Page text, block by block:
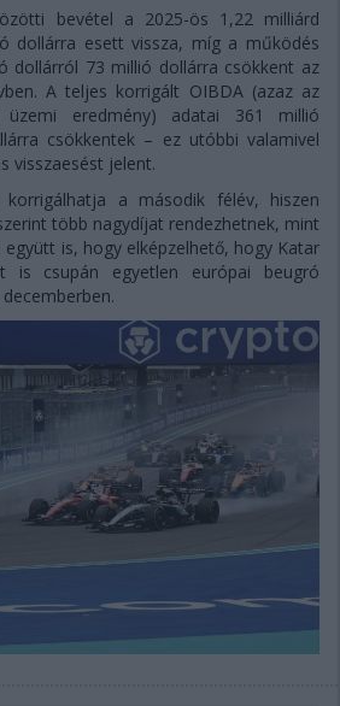
bevétel a 2025-ös 1,22 milliárd
dollárra esett vissza, míg a működés
dollárról 73 millió dollárra csökkent az
A teljes korrigált OIBDA (azaz az
üzemi eredmény) adatai 361 millió
csökkentek – ez utóbbi valamivel
visszaesést jelent.
a második félév, hiszen
több nagydíjat rendezhetnek, mint
együtt is, hogy elképzelhető, hogy Katar
is csupán egyetlen európai beugró